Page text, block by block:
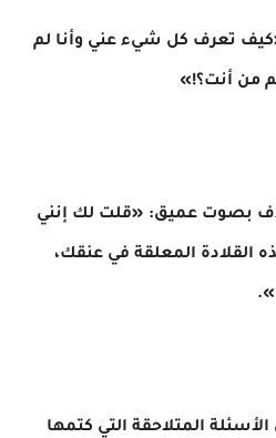
تعرف كل شيء عني وأنا لم
من أنت؟!»
بصوت عميق: «قلت لك إنني
المعلقة في عنقك،
المتلاحقة التي كتمها